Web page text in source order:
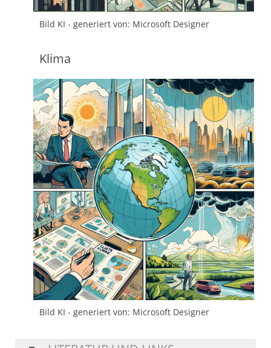
Bild KI - generiert von: Microsoft Designer
Klima
Bild KI - generiert von: Microsoft Designer